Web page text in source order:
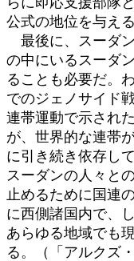
公式の地位を与え
最後に、スーダ
の中にいるスーダ
ることも必要だ。
でのジェノサイド
連帯運動で示され
が、世界的な連帯
に引き続き依存し
スーダンの人々と
止めるために国連
に西側諸国内で、
あらゆる地域でも
る。（「アルクズ